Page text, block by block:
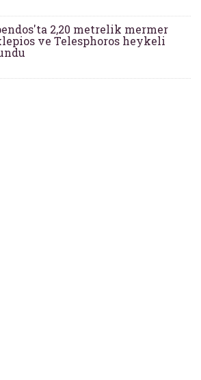
2,20 metrelik mermer
ve Telesphoros heykeli